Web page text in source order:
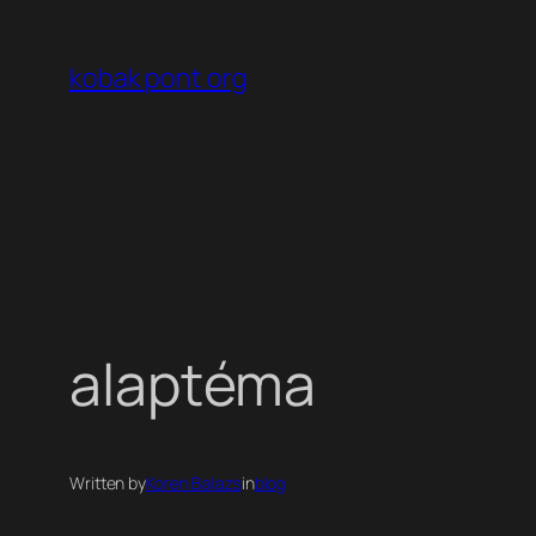
tartalomhoz
kobak pont org
alaptéma
Written byKoren Balazsinblog